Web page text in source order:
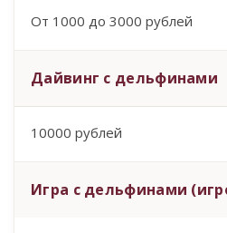
От 1000 до 3000 рублей
Дайвинг с дельфинами
10000 рублей
Игра с дельфинами